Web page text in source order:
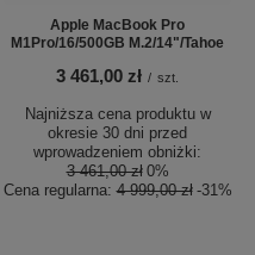
Apple MacBook Pro
M1Pro/16/500GB M.2/14"/Tahoe
3 461,00 zł / szt.
Najniższa cena produktu w
okresie 30 dni przed
wprowadzeniem obniżki:
3 461,00 zł 0%
Cena regularna:4 999,00 zł -31%